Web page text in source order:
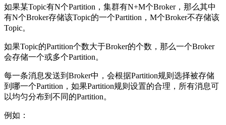
如果某Topic有N个Partition，集群有N+M个Broker，那么其中
有N个Broker存储该Topic的一个Partition，M个Broker不存储该
Topic。
如果Topic的Partition个数大于Broker的个数，那么一个Broker
会存储一个或多个Partition。
每一条消息发送到Broker中，会根据Partition规则选择被存储
到哪一个Partition，如果Partition规则设置的合理，所有消息可
以均匀分布到不同的Partition。
例如：